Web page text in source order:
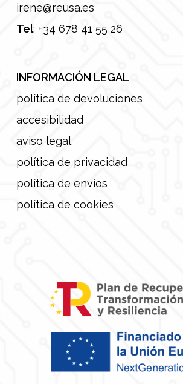
irene@reusa.es
Tel: +34 678 41 55 26
INFORMACIÓN LEGAL
política de devoluciones
accesibilidad
aviso legal
política de privacidad
política de envíos
política de cookies